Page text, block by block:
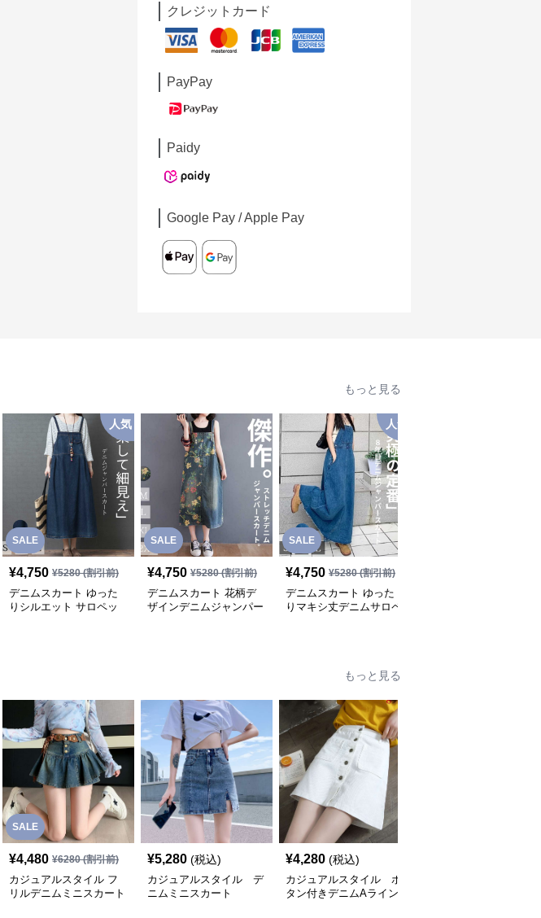
クレジットカード
PayPay
Paidy
Google Pay / Apple Pay
もっと見る
SALE
人気
¥4,750 ¥5280(割引前)
デニムスカート ゆった
りシルエット サロペッ
SALE
¥4,750 ¥5280(割引前)
デニムスカート 花柄デ
ザインデニムジャンパー
SALE
人気
¥4,750 ¥5280(割引前)
デニムスカート ゆった
りマキシ丈デニムサロペ
もっと見る
SALE
¥4,480 ¥6280(割引前)
カジュアルスタイル フ
リルデニムミニスカート
¥5,280 (税込)
カジュアルスタイル デ
ニムミニスカート
¥4,280 (税込)
カジュアルスタイル ボ
タン付きデニムAライン